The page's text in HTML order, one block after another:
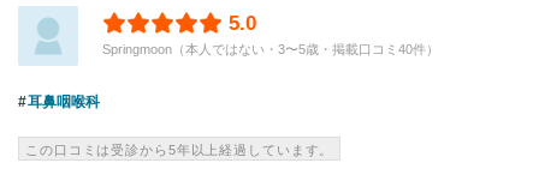
5.0
Springmoon（本人ではない・3〜5歳・掲載口コミ40件）
耳鼻咽喉科
この口コミは受診から5年以上経過しています。